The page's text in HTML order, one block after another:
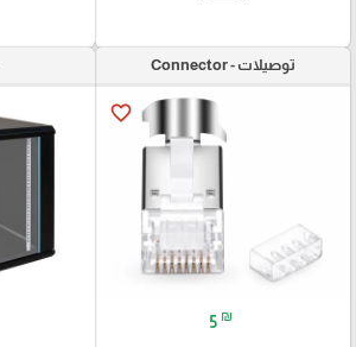
توصيلات - Connector
favorite_border
5 ₪